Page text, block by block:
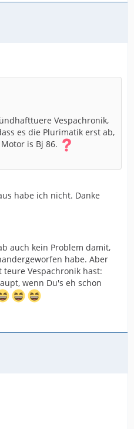
Vespachronik,
es die Plurimatik erst ab,
is Bj 86.
habe ich nicht. Danke
auch kein Problem damit,
habe. Aber
Vespachronik hast:
wenn Du's eh schon